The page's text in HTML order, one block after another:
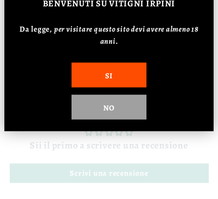
Affinamento: 3 mesi
Recensioni Clienti
Sii il primo a scrivere una recensione
Scrivi una recensione
BENVENUTI SU VITIGNI IRPINI
Da legge, per visitare questo sito devi avere almeno 18
anni.
SI
NO